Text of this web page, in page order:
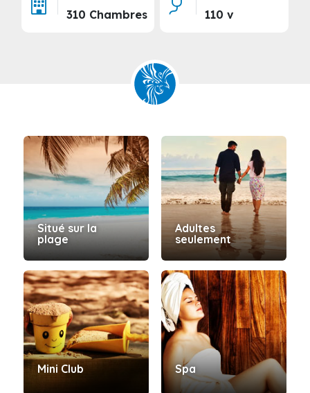
310 Chambres 110 v
Situé sur la
plage
Adultes
seulement
Mini Club Spa